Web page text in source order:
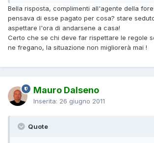
Bella risposta, complimenti all'agente della
pensava di esse pagato per cosa? stare
aspettare l'ora di andarsene a casa!
Certo che se chi deve far rispettare le regole
ne fregano, la situazione non migliorerà mai !
Mauro Dalseno
Inserita: 26 giugno 2011
Quote